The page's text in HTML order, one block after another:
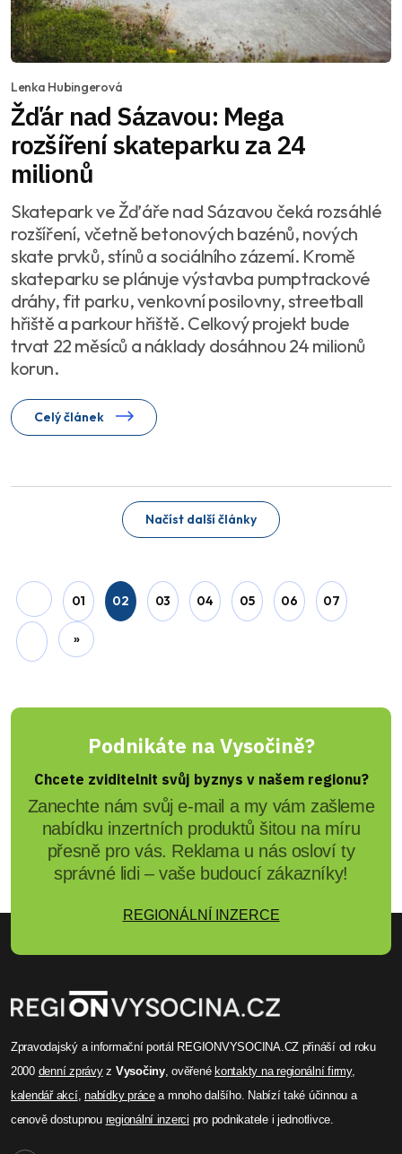
Lenka Hubingerová
Žďár nad Sázavou: Mega
rozšíření skateparku za 24
milionů
Skatepark ve Žďáře nad Sázavou čeká rozsáhlé
rozšíření, včetně betonových bazénů, nových
skate prvků, stínů a sociálního zázemí. Kromě
skateparku se plánuje výstavba pumptrackové
dráhy, fit parku, venkovní posilovny, streetball
hřiště a parkour hřiště. Celkový projekt bude
trvat 22 měsíců a náklady dosáhnou 24 milionů
korun.
Celý článek
Lenka Hubingerová
Revoluční proměna kulturního
centra DKO Jihlava